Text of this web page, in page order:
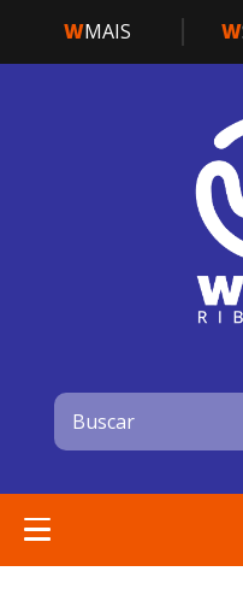
WMAIS W